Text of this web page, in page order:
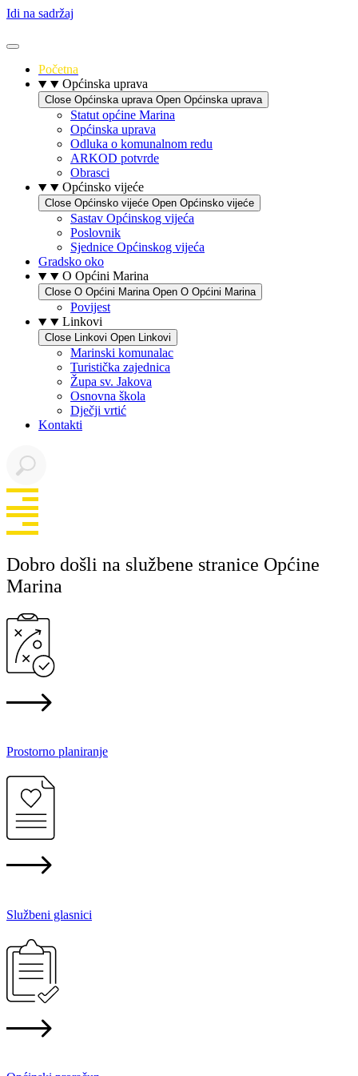
Idi na sadržaj
Početna
Općinska uprava
Close Općinska uprava Open Općinska uprava
Statut općine Marina
Općinska uprava
Odluka o komunalnom redu
ARKOD potvrde
Obrasci
Općinsko vijeće
Close Općinsko vijeće Open Općinsko vijeće
Sastav Općinskog vijeća
Poslovnik
Sjednice Općinskog vijeća
Gradsko oko
O Općini Marina
Close O Općini Marina Open O Općini Marina
Povijest
Linkovi
Close Linkovi Open Linkovi
Marinski komunalac
Turistička zajednica
Župa sv. Jakova
Osnovna škola
Dječji vrtić
Kontakti
Dobro došli na službene stranice Općine
Marina
Prostorno planiranje
Službeni glasnici